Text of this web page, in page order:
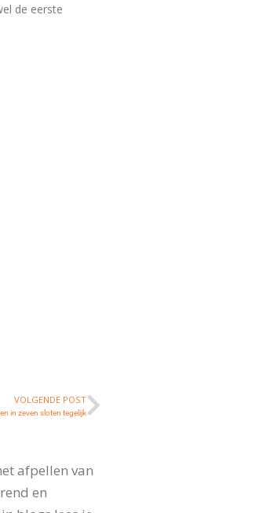
de eerste
VOLGENDE POST
in zeven sloten tegelijk
afpellen van
en